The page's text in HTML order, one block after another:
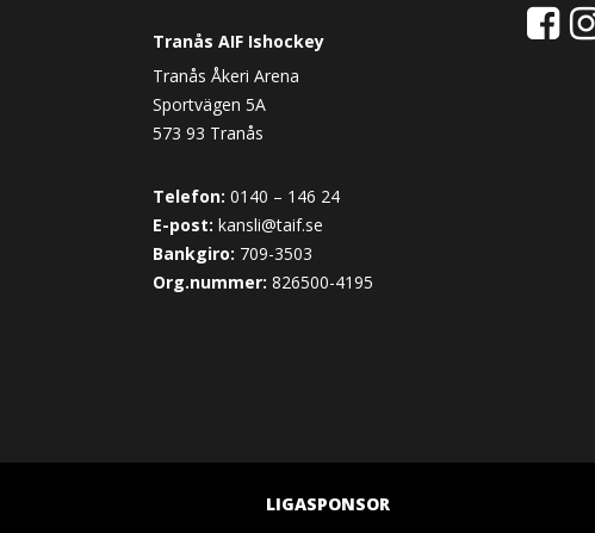
Tranås AIF Ishockey
Tranås Åkeri Arena
Sportvägen 5A
573 93 Tranås
Telefon: 0140 – 146 24
E-post: kansli@taif.se
Bankgiro: 709-3503
Org.nummer: 826500-4195
LIGASPONSOR